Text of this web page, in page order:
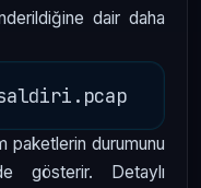
dair daha
paketlerin durumunu
gösterir. Detaylı